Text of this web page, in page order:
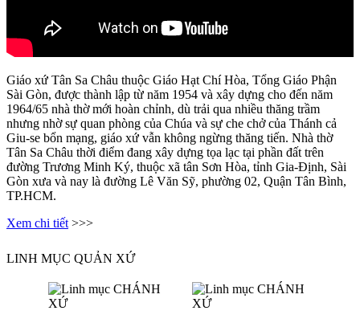
Giáo xứ Tân Sa Châu thuộc Giáo Hạt Chí Hòa, Tổng Giáo Phận
Sài Gòn, được thành lập từ năm 1954 và xây dựng cho đến năm
1964/65 nhà thờ mới hoàn chỉnh, dù trải qua nhiều thăng trầm
nhưng nhờ sự quan phòng của Chúa và sự che chở của Thánh cả
Giu-se bổn mạng, giáo xứ vẫn không ngừng thăng tiến. Nhà thờ
Tân Sa Châu thời điểm đang xây dựng tọa lạc tại phần đất trên
đường Trương Minh Ký, thuộc xã tân Sơn Hòa, tỉnh Gia-Định, Sài
Gòn xưa và nay là đường Lê Văn Sỹ, phường 02, Quận Tân Bình,
TP.HCM.
Xem chi tiết >>>
LINH MỤC QUẢN XỨ